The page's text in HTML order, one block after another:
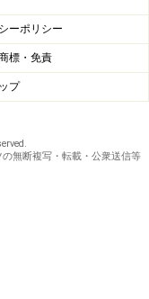
います。11センチ
です。この手すり
から80センチ以下
のある部分が対象
いて見てみましょ
ーポリシー
標・免責
プ
無断複写・転載・公衆送信等